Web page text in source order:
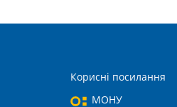
Корисні посилання
МОНУ